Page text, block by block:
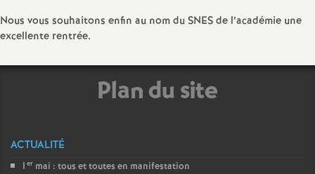
r
l
Nous vous souhaitons enfin au nom du SNES de l’académie une
excellente rentrée.
Plan du site
ACTUALITÉ
1 er mai : tous et toutes en manifestation